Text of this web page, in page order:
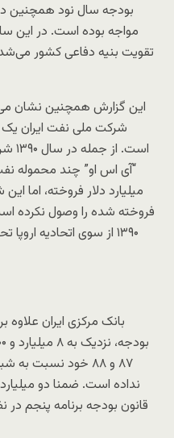
بودجه سال نود همچنین
مواجه بوده است. در این
تقویت بنیه دفاعی کشور
این گزارش همچنین نشان
“آی اس او” چند محموله
میلیارد دلار فروخته، اما
فروخته شده را وصول نکرده
۱۳۹۰ از سوی اتحادیه
بانک مرکزی ایران
۸۷ و ۸۸ خود نسبت
نداده است. ضمنا دو
قانون بودجه برنامه پنجم